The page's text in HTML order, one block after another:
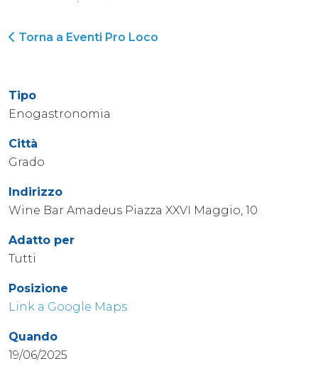
Torna a Eventi Pro Loco
Tipo
Enogastronomia
Città
Grado
Indirizzo
Wine Bar Amadeus Piazza XXVI Maggio, 10
Adatto per
Tutti
Posizione
Link a Google Maps
Quando
19/06/2025